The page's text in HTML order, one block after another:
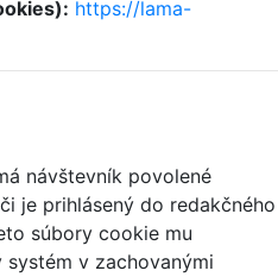
https://lama-
návštevník povolené
je prihlásený do redakčného
súbory cookie mu
v zachovanými